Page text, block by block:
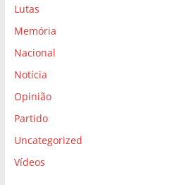
Lutas
Memória
Nacional
Notícia
Opinião
Partido
Uncategorized
Vídeos